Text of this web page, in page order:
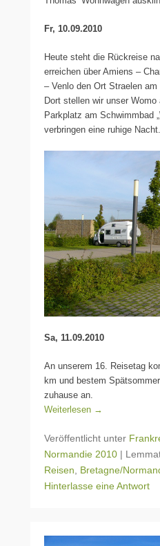
Fr, 10.09.2010
Heute steht die Rückreise
erreichen über Amiens –
– Venlo den Ort Straelen am
Dort stellen wir unser
Parkplatz am Schwimmbad
verbringen eine ruhige Nacht.
Sa, 11.09.2010
An unserem 16. Reisetag
km und bestem
zuhause an.
Weiterlesen →
Veröffentlicht unter
Normandie 2010 |
Reisen
Bretagne/
Hinterlasse eine Antwort